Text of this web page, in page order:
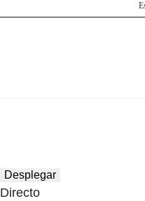
Desplegar
Directo